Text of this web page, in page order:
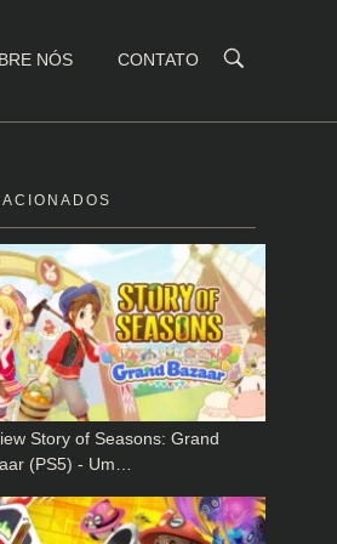
NÓS CONTATO
Story of Seasons: Grand
(PS5) - Um…